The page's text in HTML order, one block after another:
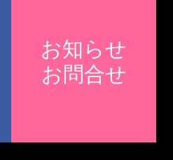
お知らせ
お問合せ